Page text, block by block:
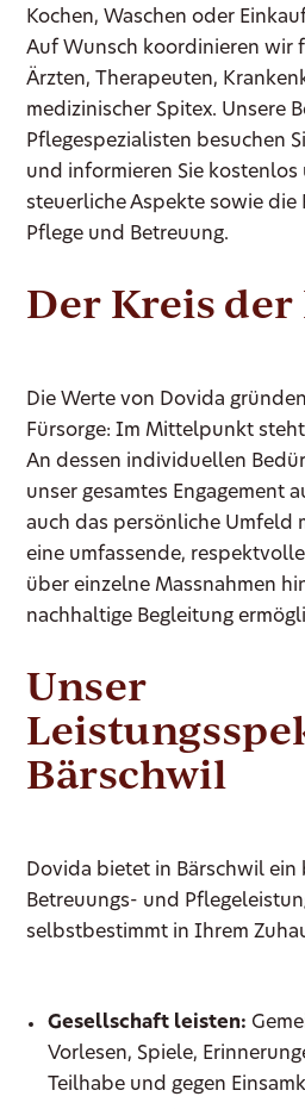
Kochen, Waschen oder
Auf Wunsch koordinieren wir
Ärzten, Therapeuten,
medizinischer Spitex. Unsere
Pflegespezialisten besuchen
und informieren Sie
steuerliche Aspekte sowie die
Pflege und Betreuung.
Der Kreis
Die Werte von Dovida
Fürsorge: Im Mittelpunkt
An dessen individuellen
unser gesamtes Engagement
auch das persönliche Umfeld
eine umfassende,
über einzelne Massnahmen
nachhaltige Begleitung
Unser
Bärschwil
Dovida bietet in Bärschwil ein
Betreuungs- und
selbstbestimmt in Ihrem
Gesellschaft leisten:
Vorlesen, Spiele,
Teilhabe und gegen